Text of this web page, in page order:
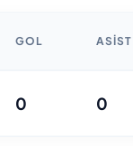
GOL ASIST
0 0